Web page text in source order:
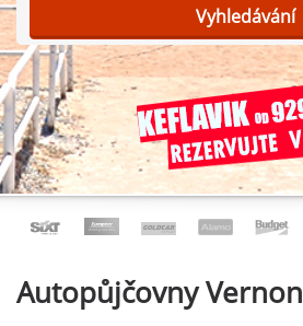
Vyhledávání
AutopůjčovnyVernon